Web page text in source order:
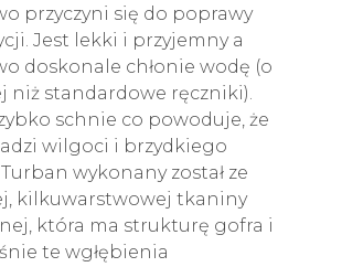
przyczyni się do poprawy
Jest lekki i przyjemny a
doskonale chłonie wodę (o
niż standardowe ręczniki).
schnie co powoduje, że
wilgoci i brzydkiego
wykonany został ze
kilkuwarstwowej tkaniny
która ma strukturę gofra i
te wgłębienia